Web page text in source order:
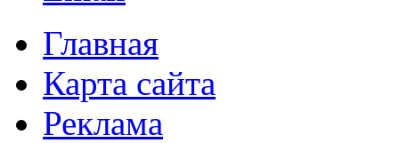
Главная
Карта сайта
Реклама